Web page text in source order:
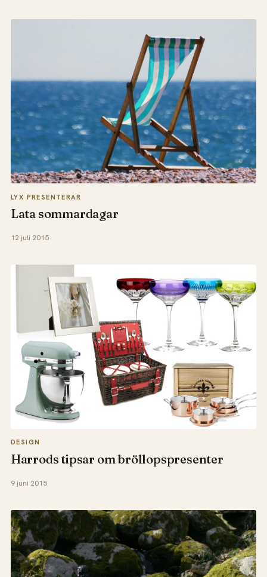
LYX PRESENTERAR
Lata sommardagar
12 juli 2015
DESIGN
Harrods tipsar om bröllopspresenter
9 juni 2015